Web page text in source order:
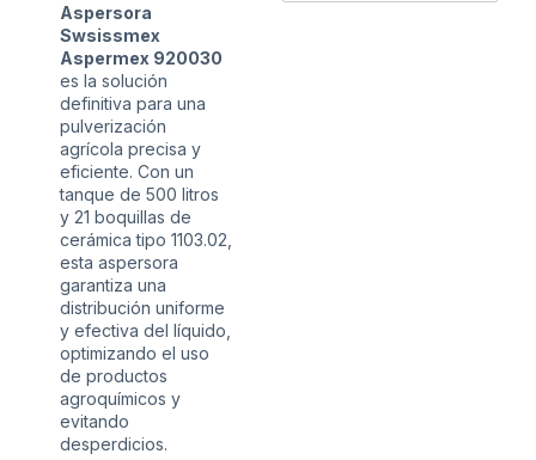
Aspersora
Swsissmex
Aspermex 920030
es la solución
definitiva para una
pulverización
agrícola precisa y
eficiente. Con un
tanque de 500 litros
y 21 boquillas de
cerámica tipo 1103.02,
esta aspersora
garantiza una
distribución uniforme
y efectiva del líquido,
optimizando el uso
de productos
agroquímicos y
evitando
desperdicios.